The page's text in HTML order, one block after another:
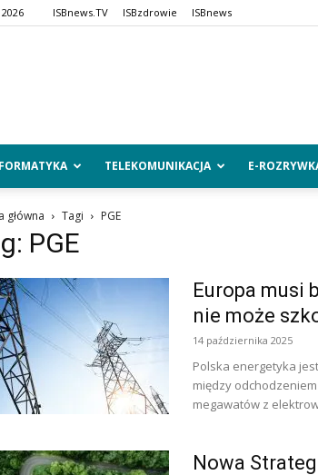
ISBnews.TV ISBzdrowie ISBnews
TELEKOMUNIKACJA E-
główna Tagi PGE
PGE
Europa musi
nie może
14 października 2025
Polska energetyka
między
megawatów z
Nowa